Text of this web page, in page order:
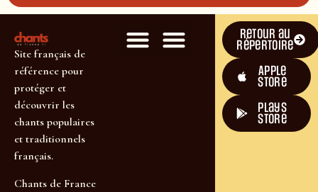
Site français de
référence pour
protéger et
découvrir les
chants populaires
et traditionnels
français.
Chants de France
Retour au
répertoire
Apple
Store
plays
store